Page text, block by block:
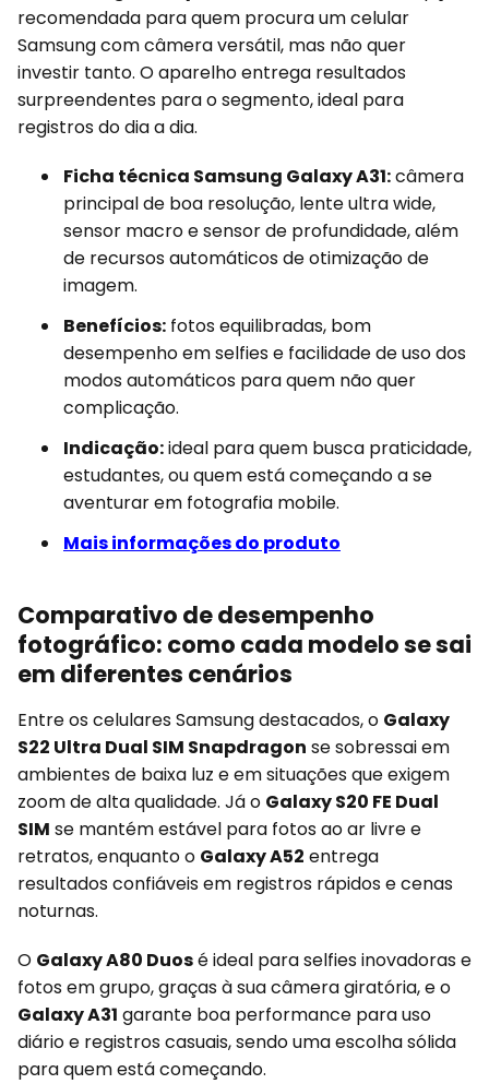
recomendada para quem procura um celular
Samsung com câmera versátil, mas não quer
investir tanto. O aparelho entrega resultados
surpreendentes para o segmento, ideal para
registros do dia a dia.
Ficha técnica Samsung Galaxy A31:câmera
principal de boa resolução, lente ultra wide,
sensor macro e sensor de profundidade, além
de recursos automáticos de otimização de
imagem.
Benefícios: fotos equilibradas, bom
desempenho em selfies e facilidade de uso dos
modos automáticos para quem não quer
complicação.
Indicação:ideal para quem busca praticidade,
estudantes, ou quem está começando a se
aventurar em fotografia mobile.
Mais informações do produto
Comparativo de desempenho
fotográfico: como cada modelo se sai
em diferentes cenários
Entre os celulares Samsung destacados, o Galaxy
S22 Ultra Dual SIM Snapdragon se sobressai em
ambientes de baixa luz e em situações que exigem
zoom de alta qualidade. Já o Galaxy S20 FE Dual
SIM se mantém estável para fotos ao ar livre e
retratos, enquanto o Galaxy A52 entrega
resultados confiáveis em registros rápidos e cenas
noturnas.
O Galaxy A80 Duosé ideal para selfies inovadoras e
fotos em grupo, graças à sua câmera giratória, e o
Galaxy A31 garante boa performance para uso
diário e registros casuais, sendo uma escolha sólida
para quem está começando.